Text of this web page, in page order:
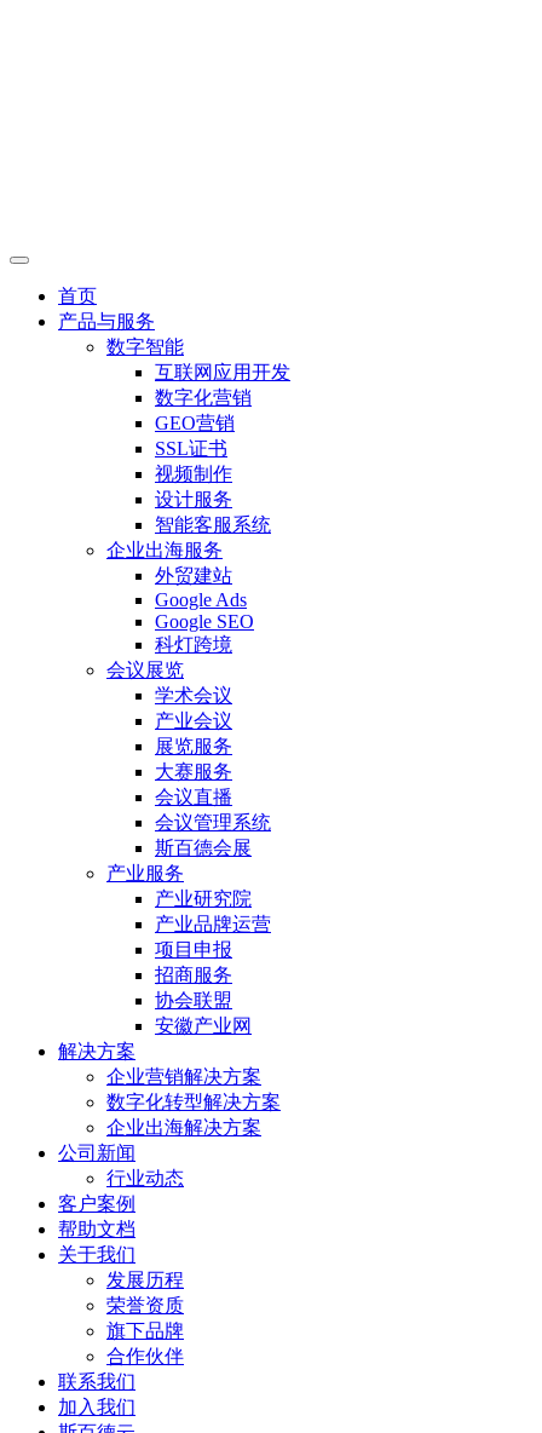
首页
产品与服务
数字智能
互联网应用开发
数字化营销
GEO营销
SSL证书
视频制作
设计服务
智能客服系统
企业出海服务
外贸建站
Google Ads
Google SEO
科灯跨境
会议展览
学术会议
产业会议
展览服务
大赛服务
会议直播
会议管理系统
斯百德会展
产业服务
产业研究院
产业品牌运营
项目申报
招商服务
协会联盟
安徽产业网
解决方案
企业营销解决方案
数字化转型解决方案
企业出海解决方案
公司新闻
行业动态
客户案例
帮助文档
关于我们
发展历程
荣誉资质
旗下品牌
合作伙伴
联系我们
加入我们